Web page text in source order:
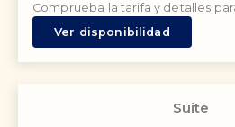
Comprueba la tarifa y detalles
Ver disponibilidad
Suite